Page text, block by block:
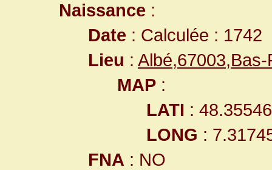
Naissance :
Date : Calculée : 1742
Lieu :
MAP :
LATI :
LONG :
FNA : NO